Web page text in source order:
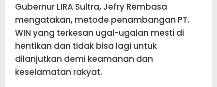
Gubernur LIRA Sultra, Jefry Rembasa
mengatakan, metode penambangan PT.
WIN yang terkesan ugal-ugalan mesti di
hentikan dan tidak bisa lagi untuk
dilanjutkan demi keamanan dan
keselamatan rakyat.